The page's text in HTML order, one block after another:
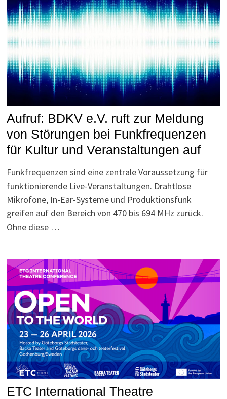
Aufruf: BDKV e.V. ruft zur Meldung
von Störungen bei Funkfrequenzen
für Kultur und Veranstaltungen auf
Funkfrequenzen sind eine zentrale Voraussetzung für
funktionierende Live-Veranstaltungen. Drahtlose
Mikrofone, In-Ear-Systeme und Produktionsfunk
greifen auf den Bereich von 470 bis 694 MHz zurück.
Ohne diese …
ETC International Theatre